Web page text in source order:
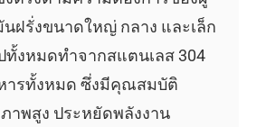
ฝรั่งขนาดใหญ่ กลาง และเล็ก
ทั้งหมดทำจากสแตนเลส 304
ารทั้งหมด ซึ่งมีคุณสมบัติ
าพสูง ประหยัดพลังงาน